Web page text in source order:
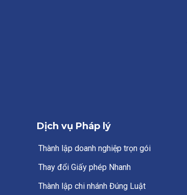
Dịch vụ Pháp lý
Thành lập doanh nghiệp trọn gói
Thay đổi Giấy phép Nhanh
Thành lập chi nhánh Đúng Luật